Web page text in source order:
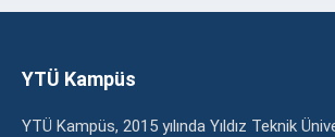
YTÜ Kampüs
YTÜ Kampüs, 2015 yılında Yıldız Teknik